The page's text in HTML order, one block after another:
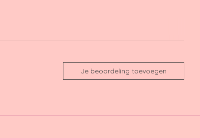
Je beoordeling toevoegen